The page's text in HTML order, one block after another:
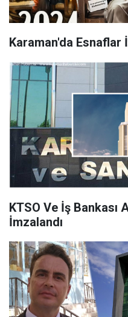
Karaman'da Esnaflar
KTSO Ve İş Bankası
İmzalandı